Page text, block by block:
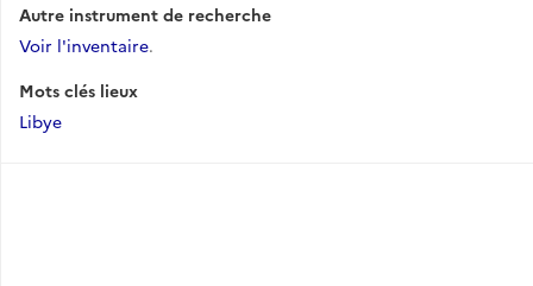
Autre instrument de recherche
Voir l'inventaire.
Mots clés lieux
Libye